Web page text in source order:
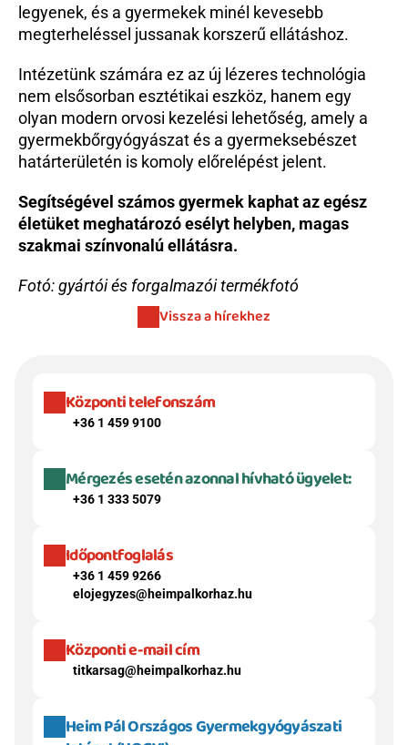
legyenek, és a gyermekek minél kevesebb
megterheléssel jussanak korszerű ellátáshoz.
Intézetünk számára ez az új lézeres technológia
nem elsősorban esztétikai eszköz, hanem egy
olyan modern orvosi kezelési lehetőség, amely a
gyermekbőrgyógyászat és a gyermeksebészet
határterületén is komoly előrelépést jelent.
Segítségével számos gyermek kaphat az egész
életüket meghatározó esélyt helyben, magas
szakmai színvonalú ellátásra.
Fotó: gyártói és forgalmazói termékfotó
Vissza a hírekhez
Központi telefonszám
+36 1 459 9100
Mérgezés esetén azonnal hívható ügyelet:
+36 1 333 5079
Időpontfoglalás
+36 1 459 9266
elojegyzes@heimpalkorhaz.hu
Központi e-mail cím
titkarsag@heimpalkorhaz.hu
Heim Pál Országos Gyermekgyógyászati